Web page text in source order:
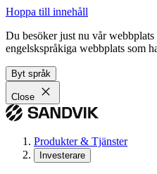
Hoppa till innehåll
Du besöker just nu vår
engelskspråkiga webbplats som
Byt språk
Close
Produkter & Tjänster
Investerare